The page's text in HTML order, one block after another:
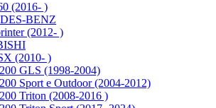
(2016- )
BENZ
(2012- )
(2010- )
GLS (1998-2004)
Sport e Outdoor (2004-2012)
Triton (2008-2016 )